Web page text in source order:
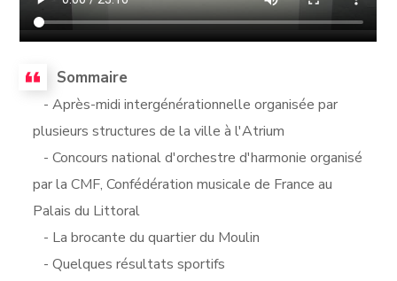
Sommaire
- Après-midi intergénérationnelle organisée par
plusieurs structures de la ville à l'Atrium
- Concours national d'orchestre d'harmonie organisé
par la CMF, Confédération musicale de France au
Palais du Littoral
- La brocante du quartier du Moulin
- Quelques résultats sportifs